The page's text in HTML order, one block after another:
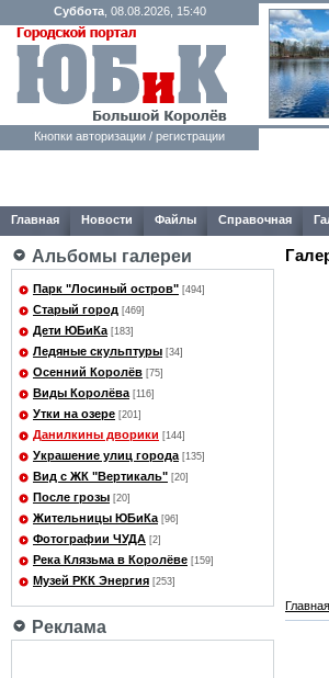
Суббота, 08.08.2026, 15:40
Кнопки авторизации / регистрации
Главная Новости Файлы Справочная
Альбомы галереи
Парк "Лосиный остров" [494]
Старый город [469]
Дети ЮБиКа [183]
Ледяные скульптуры [34]
Осенний Королёв [75]
Виды Королёва [116]
Утки на озере [201]
Данилкины дворики [144]
Украшение улиц города [135]
Вид с ЖК "Вертикаль" [20]
После грозы [20]
Жительницы ЮБиКа [96]
Фотографии ЧУДА [2]
Река Клязьма в Королёве [159]
Музей РКК Энергия [253]
Реклама
Главная